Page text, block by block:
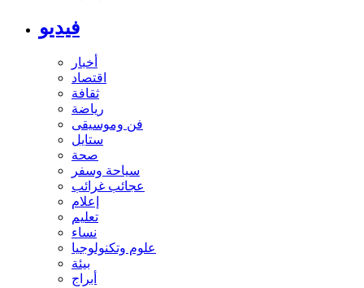
فيديو
أخبار
اقتصاد
ثقافة
رياضة
فن وموسيقى
ستايل
صحة
سياحة وسفر
عجائب غرائب
إعلام
تعليم
نساء
علوم وتكنولوجيا
بيئة
أبراج